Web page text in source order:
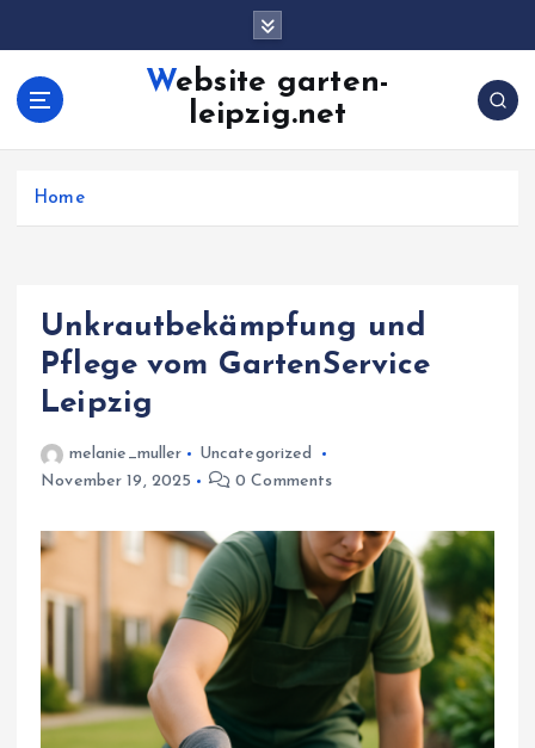
o
Website garten-
leipzig.net
Home
Unkrautbekämpfung und
Pflege vom GartenService
Leipzig
melanie_muller
Uncategorized
November 19, 2025
0 Comments